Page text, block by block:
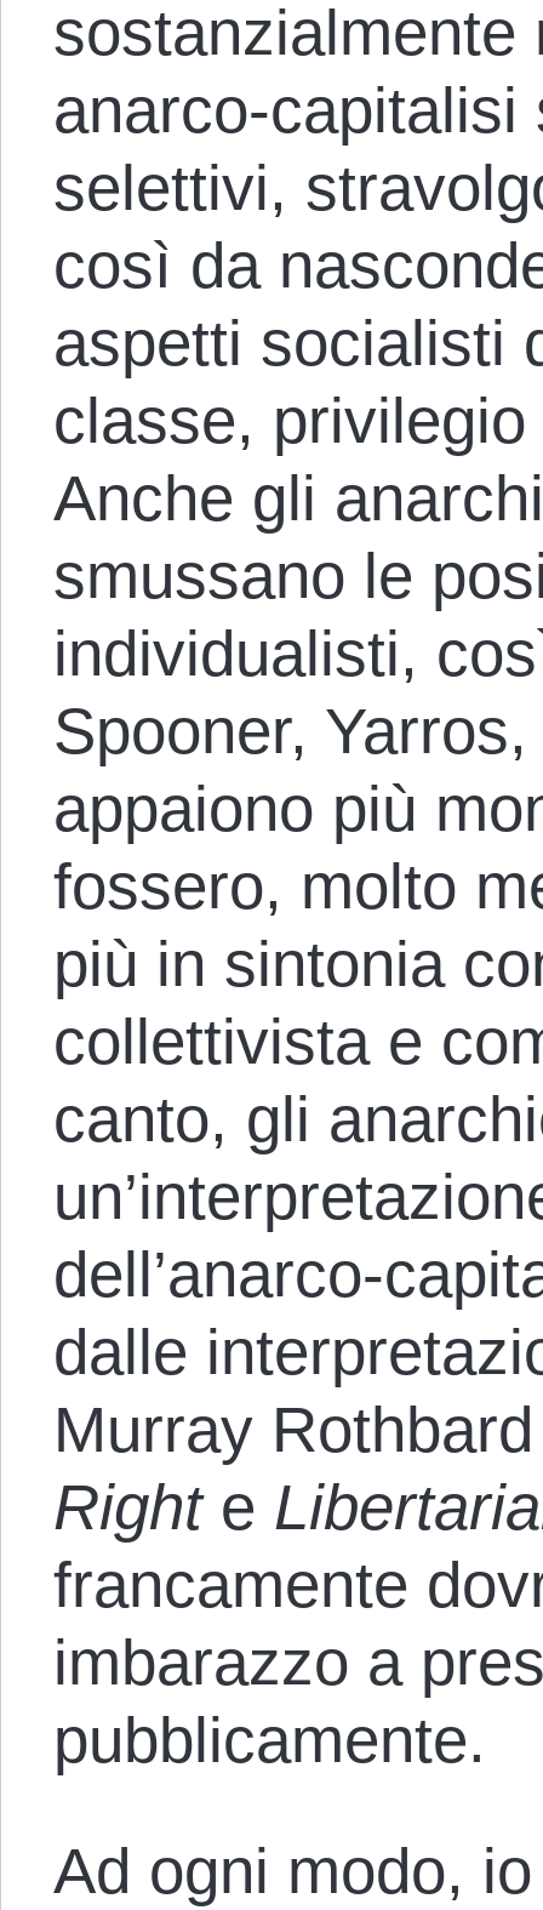
sostanzialmente
anarco-capitalisi
selettivi,
così da
aspetti socialisti
classe,
Anche gli
smussano le
individualisti,
Spooner,
appaiono più
fossero, molto
più in sintonia
collettivista e
canto, gli
dell’anarco-
dalle
Murray
Righte
francamente
imbarazzo a
pubblicamente.
Ad ogni modo,